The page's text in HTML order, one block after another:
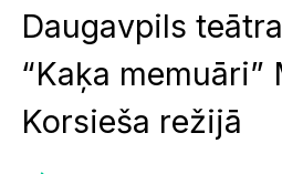
Daugavpils
“Kaķa memuāri”
Korsieša režijā